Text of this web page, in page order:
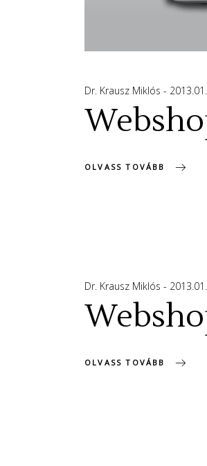
Dr. Krausz Miklós
OLVASS TOVÁBB
Dr. Krausz Miklós
OLVASS TOVÁBB